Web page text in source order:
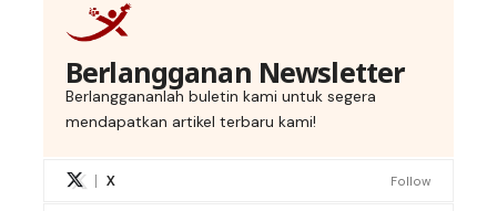
Berlangganan Newsletter
Berlanggananlah buletin kami untuk segera
mendapatkan artikel terbaru kami!
X Follow